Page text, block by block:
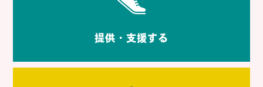
提供・支援する